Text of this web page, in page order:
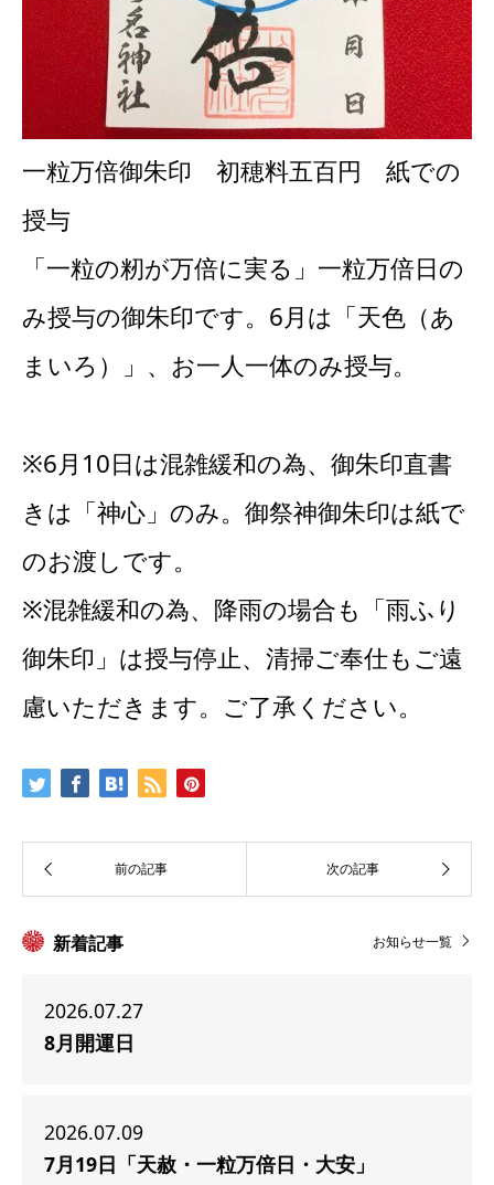
一粒万倍御朱印 初穂料五百円 紙での
授与
「一粒の籾が万倍に実る」一粒万倍日の
み授与の御朱印です。6月は「天色（あ
まいろ）」、お一人一体のみ授与。
※6月10日は混雑緩和の為、御朱印直書
きは「神心」のみ。御祭神御朱印は紙で
のお渡しです。
※混雑緩和の為、降雨の場合も「雨ふり
御朱印」は授与停止、清掃ご奉仕もご遠
慮いただきます。ご了承ください。
新着記事 お知らせ一覧
2026.07.27
8月開運日
2026.07.09
7月19日「天赦・一粒万倍日・大安」